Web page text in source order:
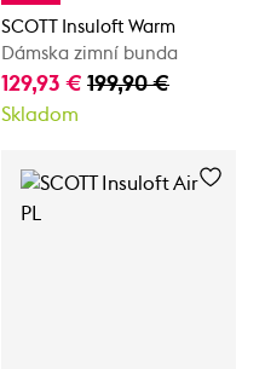
SCOTT Insuloft Warm
Dámska zimní bunda
129,93 € 199,90 €
Skladom